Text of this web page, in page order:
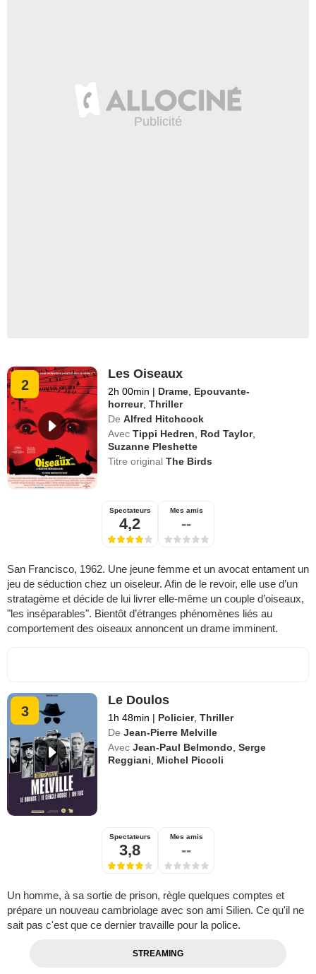
2
Les Oiseaux
2h 00min | Drame Epouvante-
horreur,Thriller
De Alfred Hitchcock
Avec Tippi Hedren Rod Taylor,
Suzanne Pleshette
Titre originalThe Birds
Spectateurs
4,2
Mes amis
--
San Francisco, 1962. Une jeune femme et un avocat entament un
jeu de séduction chez un oiseleur. Afin de le revoir, elle use d’un
stratagème et décide de lui livrer elle-même un couple d’oiseaux,
"les inséparables". Bientôt d’étranges phénomènes liés au
comportement des oiseaux annoncent un drame imminent.
3
Le Doulos
1h 48min | Policier,Thriller
De Jean-Pierre Melville
Avec Jean-Paul Belmondo ,Serge
Reggiani
Michel Piccoli
Spectateurs
3,8
Mes amis
--
Un homme, à sa sortie de prison, règle quelques comptes et
prépare un nouveau cambriolage avec son ami Silien. Ce qu'il ne
sait pas c'est que ce dernier travaille pour la police.
STREAMING